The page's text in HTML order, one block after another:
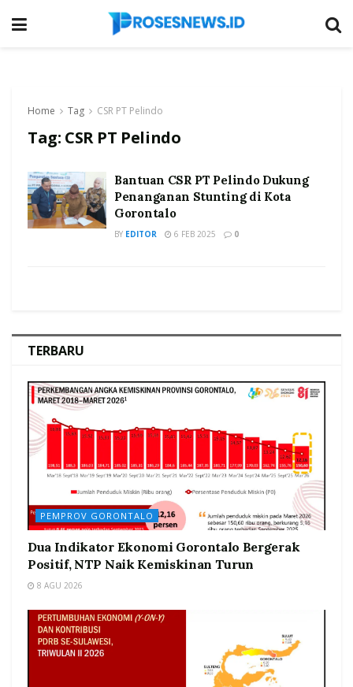
Home Tag CSR PT Pelindo
Tag: CSR PT Pelindo
Bantuan CSR PT Pelindo Dukung
Penanganan Stunting di Kota
Gorontalo
BY EDITOR 6 FEB 2025 0
TERBARU
PEMPROV GORONTALO
Dua Indikator Ekonomi Gorontalo Bergerak
Positif, NTP Naik Kemiskinan Turun
8 AGU 2026